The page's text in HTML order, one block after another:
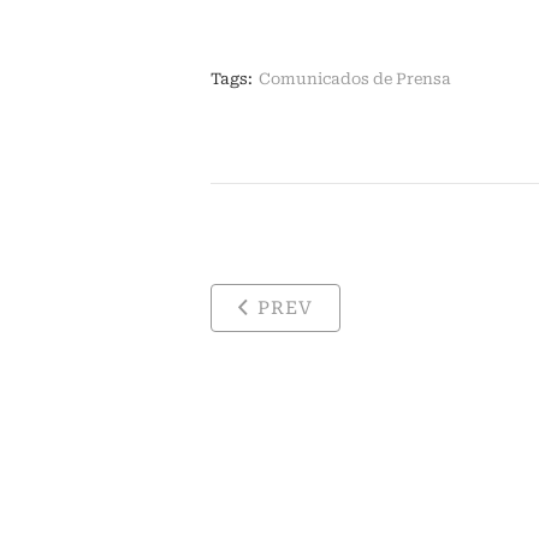
Tags: Comunicados de Prensa
PREV